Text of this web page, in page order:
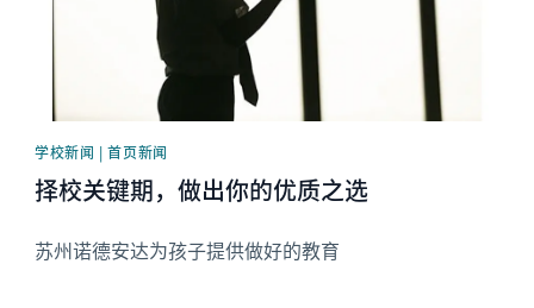
学校新闻 | 首页新闻
择校关键期，做出你的优质之选
苏州诺德安达为孩子提供做好的教育